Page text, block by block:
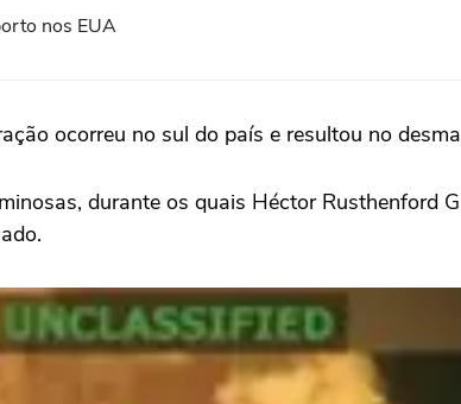
nos EUA
ocorreu no sul do país e resultou no
durante os quais Héctor Rusthenford